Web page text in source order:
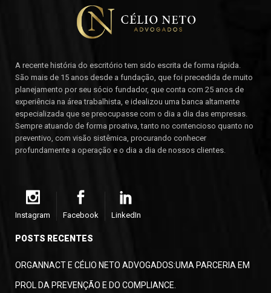
A recente história do escritório tem sido escrita de forma rápida.
São mais de 15 anos desde a fundação, que foi precedida de muito
planejamento por seu sócio fundador, que conta com 25 anos de
experiência na área trabalhista, e idealizou uma banca altamente
especializada que se preocupasse com o dia a dia das empresas.
Sempre atuando de forma proativa, tanto no contencioso quanto no
preventivo, com visão sistêmica, procurando conhecer
profundamente a operação e o dia a dia de nossos clientes.
Instagram Facebook LinkedIn
POSTS RECENTES
ORGANNACT E CÉLIO NETO ADVOGADOS:UMA PARCERIA EM
PROL DA PREVENÇÃO E DO COMPLIANCE.